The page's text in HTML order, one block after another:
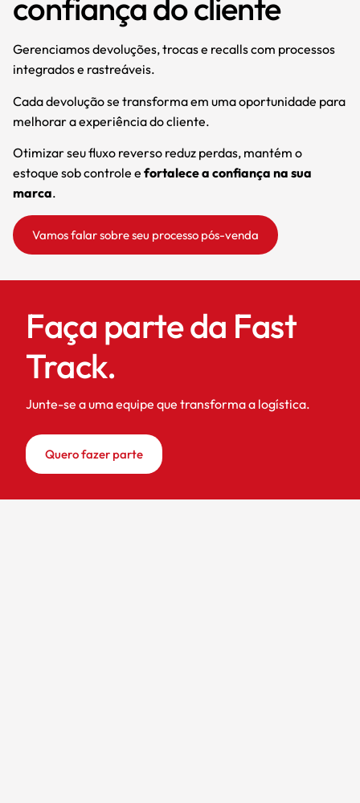
confiança do cliente
Gerenciamos devoluções, trocas e recalls com processos
integrados e rastreáveis.
Cada devolução se transforma em uma oportunidade para
melhorar a experiência do cliente.
Otimizar seu fluxo reverso reduz perdas, mantém o
estoque sob controle e fortalece a confiança na sua
marca.
Vamos falar sobre seu processo pós-venda
Faça parte da Fast
Track.
Junte-se a uma equipe que transforma a logística.
Quero fazer parte